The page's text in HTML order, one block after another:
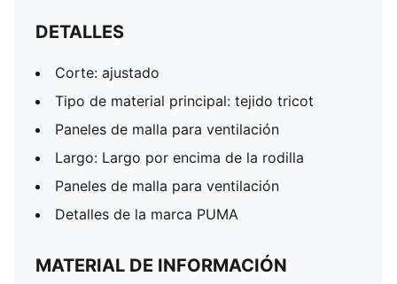
DETALLES
Corte: ajustado
Tipo de material principal: tejido tricot
Paneles de malla para ventilación
Largo: Largo por encima de la rodilla
Paneles de malla para ventilación
Detalles de la marca PUMA
MATERIAL DE INFORMACIÓN